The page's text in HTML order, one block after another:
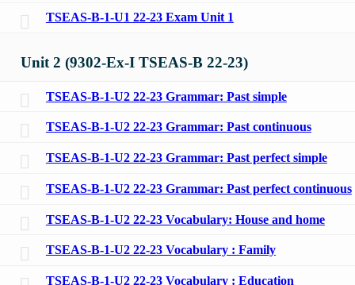
TSEAS-B-1-U1 22-23 Exam Unit 1
Unit 2 (9302-Ex-I TSEAS-B 22-23)
TSEAS-B-1-U2 22-23 Grammar: Past simple
TSEAS-B-1-U2 22-23 Grammar: Past continuous
TSEAS-B-1-U2 22-23 Grammar: Past perfect simple
TSEAS-B-1-U2 22-23 Grammar: Past perfect continuous
TSEAS-B-1-U2 22-23 Vocabulary: House and home
TSEAS-B-1-U2 22-23 Vocabulary : Family
TSEAS-B-1-U2 22-23 Vocabulary : Education